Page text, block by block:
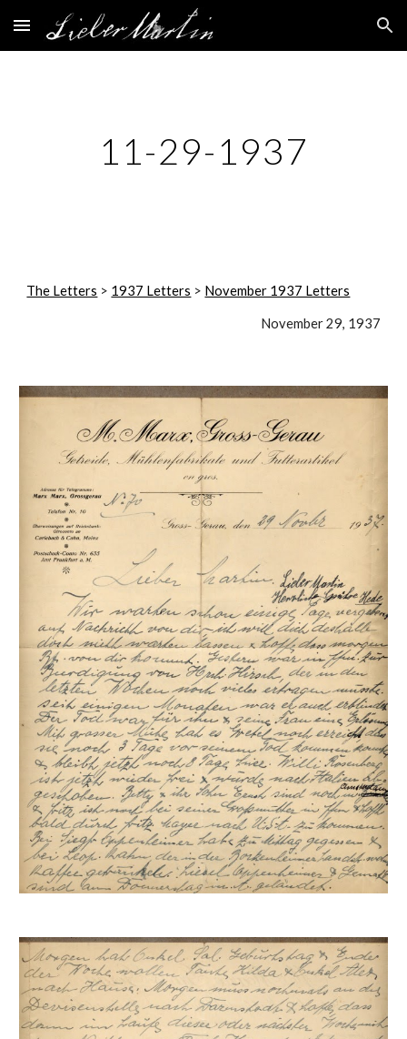
Skip to main content Skip to navigation
11-29-1937
The Letters > 1937 Letters > November 1937 Letters
November 29, 1937